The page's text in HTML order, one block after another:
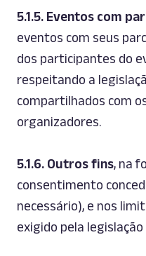
5.1.5. Eventos com
eventos com seus
dos participantes do
respeitando a
compartilhados com
organizadores.
5.1.6. Outros fins, na
consentimento
necessário), e nos
exigido pela legislação